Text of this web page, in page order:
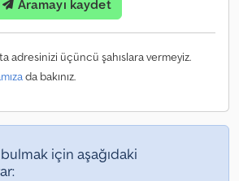
Aramayı kaydet
adresinizi üçüncü şahıslara vermeyiz.
da bakınız.
için aşağıdaki